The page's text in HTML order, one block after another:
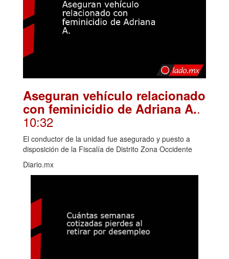
Aseguran vehículo relacionado
con feminicidio de Adriana A..
10:32
El conductor de la unidad fue asegurado y puesto a
disposición de la Fiscalía de Distrito Zona Occidente
Diario.mx